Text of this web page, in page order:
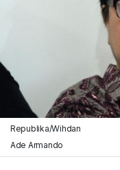
Republika/Wihdan
Ade Armando